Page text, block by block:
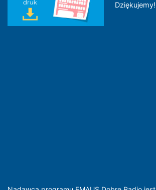
Dziękujemy!